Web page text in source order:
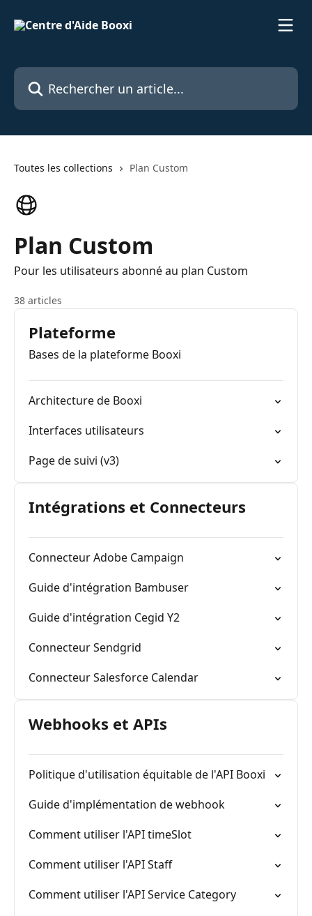
Rechercher un article...
Toutes les collections Plan Custom
Plan Custom
Pour les utilisateurs abonné au plan Custom
38 articles
Plateforme
Bases de la plateforme Booxi
Architecture de Booxi
Interfaces utilisateurs
Page de suivi (v3)
Intégrations et Connecteurs
Connecteur Adobe Campaign
Guide d'intégration Bambuser
Guide d'intégration Cegid Y2
Connecteur Sendgrid
Connecteur Salesforce Calendar
Webhooks et APIs
Politique d'utilisation équitable de l'API Booxi
Guide d'implémentation de webhook
Comment utiliser l'API timeSlot
Comment utiliser l'API Staff
Comment utiliser l'API Service Category